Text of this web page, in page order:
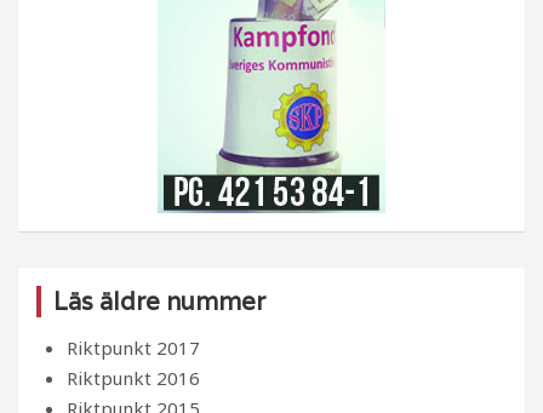
Läs äldre nummer
Riktpunkt 2017
Riktpunkt 2016
Riktpunkt 2015